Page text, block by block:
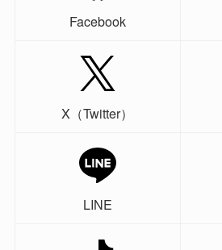
Facebook
X（Twitter）
LINE